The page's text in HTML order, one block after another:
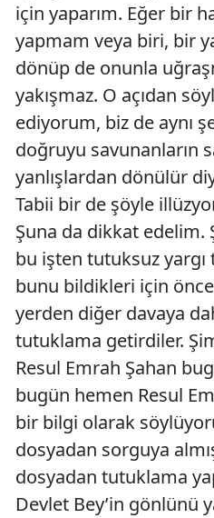
için yaparım. Eğer bir
yapmam veya biri, bir
dönüp de onunla
yakışmaz. O açıdan
ediyorum, biz de aynı
doğruyu savunanların
yanlışlardan dönülür
Tabii bir de şöyle
Şuna da dikkat edelim.
bu işten tutuksuz
bunu bildikleri için
yerden diğer davaya
tutuklama getirdiler.
Resul Emrah Şahan
bugün hemen Resul
bir bilgi olarak
dosyadan sorguya
dosyadan tutuklama
Devlet Bey’in gönlünü